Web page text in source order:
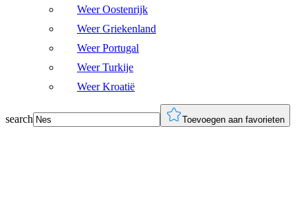
Weer Oostenrijk
Weer Griekenland
Weer Portugal
Weer Turkije
Weer Kroatië
search Toevoegen aan favorieten